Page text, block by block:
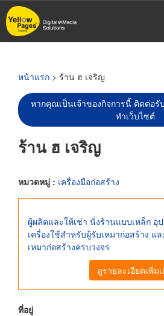
ข้าม
ไป
หน้าแรก > ร้าน ฮ เจริญ
หากคุณเป็นเจ้าของกิจการนี้ ติดต่อรั
ทำเว็บไซต์
ร้าน ฮ เจริญ
หมวดหมู่ : เครื่องมือก่อสร้าง
ผู้ผลิตและให้เช่า นั่งร้านแบบเหล็ก อุ
เครื่องใช้สำหรับผู้รับเหมาก่อสร้าง แ
เหมาก่อสร้างครบวงจร
ดูรายละเอียดเพิ่ม
ที่อยู่